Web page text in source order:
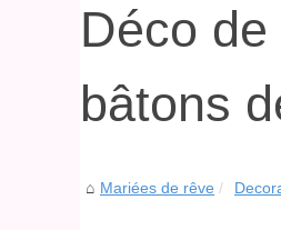
Déco
bâtons
Mariées de rêve